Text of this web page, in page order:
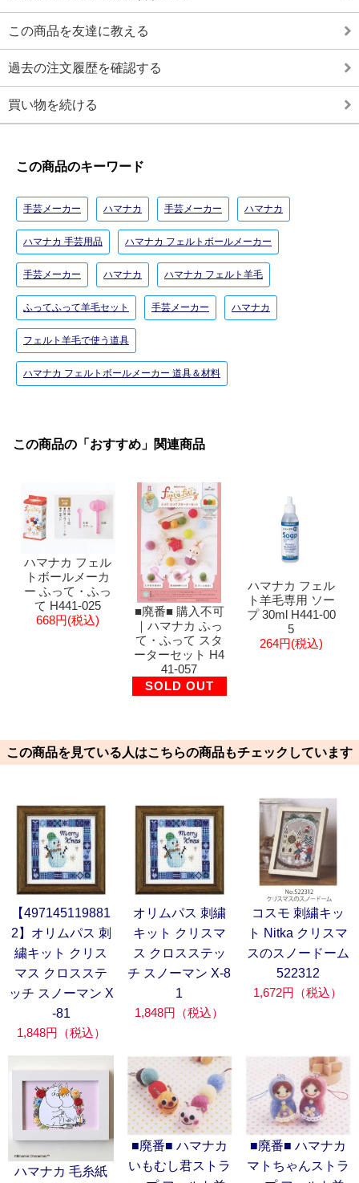
この商品を友達に教える
過去の注文履歴を確認する
買い物を続ける
この商品のキーワード
手芸メーカー ハマナカ 手芸メーカー ハマナカ
ハマナカ 手芸用品 ハマナカ フェルトボールメーカー
手芸メーカー ハマナカ ハマナカ フェルト羊毛
ふってふって羊毛セット 手芸メーカー ハマナカ
フェルト羊毛で使う道具
ハマナカ フェルトボールメーカー 道具＆材料
この商品の「おすすめ」関連商品
ハマナカ フェル
トボールメーカ
ー ふって・ふっ
て H441-025
668円(税込)
■廃番■ 購入不可
｜ハマナカ ふっ
て・ふって スタ
ーターセット H4
41-057
SOLD OUT
ハマナカ フェル
ト羊毛専用 ソー
プ 30ml H441-00
5
264円(税込)
この商品を見ている人はこちらの商品もチェックしています
【497145119881
2】オリムパス 刺
繍キット クリス
マス クロスステ
ッチ スノーマン X
-81
1,848円（税込）
オリムパス 刺繍
キット クリスマ
ス クロスステッ
チ スノーマン X-8
1
1,848円（税込）
コスモ 刺繍キッ
ト Nitka クリスマ
スのスノードーム
522312
1,672円（税込）
ハマナカ 毛糸紙
■廃番■ ハマナカ
いもむし君ストラ
■廃番■ ハマナカ
マトちゃんストラ